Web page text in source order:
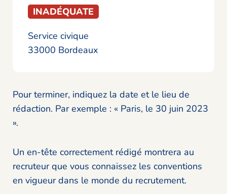
INADÉQUATE
Service civique
33000 Bordeaux
Pour terminer, indiquez la date et le lieu de
rédaction. Par exemple : « Paris, le 30 juin 2023
».
Un en-tête correctement rédigé montrera au
recruteur que vous connaissez les conventions
en vigueur dans le monde du recrutement.